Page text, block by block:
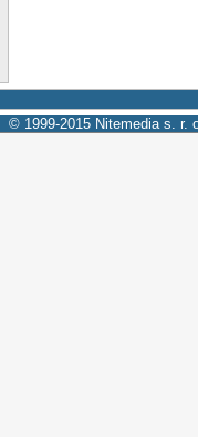
© 1999-2015 Nitemedia s. r.